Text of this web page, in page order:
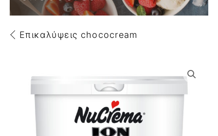
Επικαλύψεις chococream